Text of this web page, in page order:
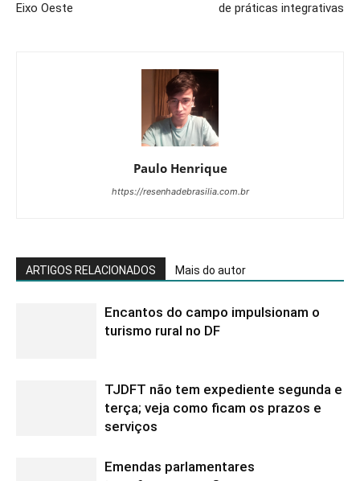
Eixo Oeste
de práticas integrativas
Paulo Henrique
https://resenhadebrasilia.com.br
ARTIGOS RELACIONADOS Mais do autor
Encantos do campo impulsionam o
turismo rural no DF
TJDFT não tem expediente segunda e
terça; veja como ficam os prazos e
serviços
Emendas parlamentares